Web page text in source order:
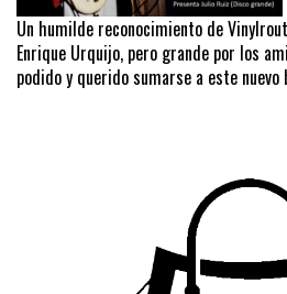
Un humilde reconocimiento de
Enrique Urquijo, pero grande por los
podido y querido sumarse a este